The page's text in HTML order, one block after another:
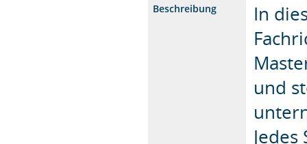
Beschreibung
In
und